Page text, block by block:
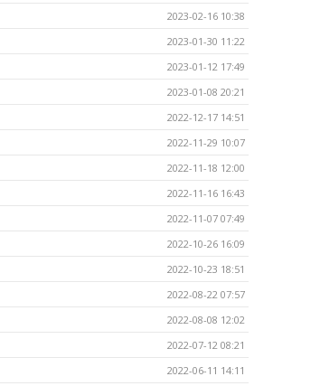
2023-02-16 10:38
2023-01-30 11:22
2023-01-12 17:49
2023-01-08 20:21
2022-12-17 14:51
2022-11-29 10:07
2022-11-18 12:00
2022-11-16 16:43
2022-11-07 07:49
2022-10-26 16:09
2022-10-23 18:51
2022-08-22 07:57
2022-08-08 12:02
2022-07-12 08:21
2022-06-11 14:11